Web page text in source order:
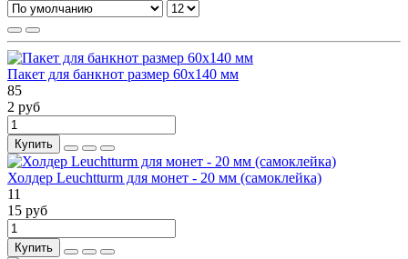
Пакет для банкнот размер 60х140 мм
85
2 руб
Купить
Холдер Leuchtturm для монет - 20 мм (самоклейка)
11
15 руб
Купить